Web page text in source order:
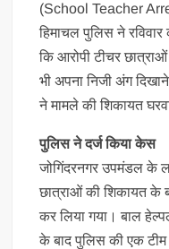
(School Teacher
हिमाचल पुलिस ने
कि आरोपी टीचर
भी अपना निजी अंग
ने मामले की शिकायत
पुलिस ने दर्ज किया केस
जोगिंदरनगर उपमंडल के
छात्राओं की शिकायत के
कर लिया गया। बाल
के बाद पुलिस की एक